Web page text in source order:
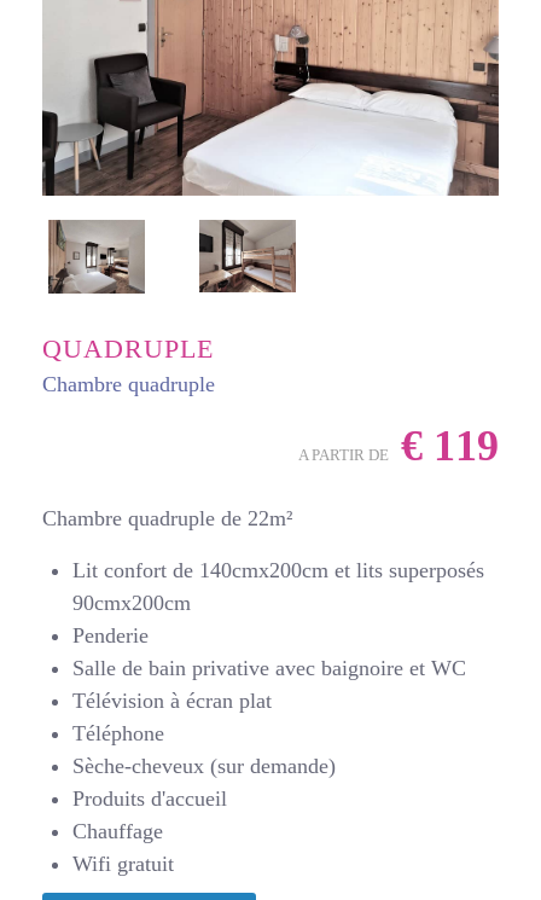
QUADRUPLE
Chambre quadruple
A PARTIR DE € 119
Chambre quadruple de 22m²
Lit confort de 140cmx200cm et lits superposés
90cmx200cm
Penderie
Salle de bain privative avec baignoire et WC
Télévision à écran plat
Téléphone
Sèche-cheveux (sur demande)
Produits d'accueil
Chauffage
Wifi gratuit